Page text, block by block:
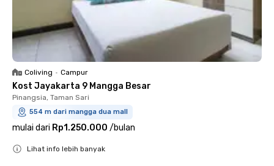
Coliving • Campur
Kost Jayakarta 9 Mangga Besar
Pinangsia, Taman Sari
554 m dari mangga dua mall
mulai dari Rp1.250.000 /bulan
Lihat info lebih banyak